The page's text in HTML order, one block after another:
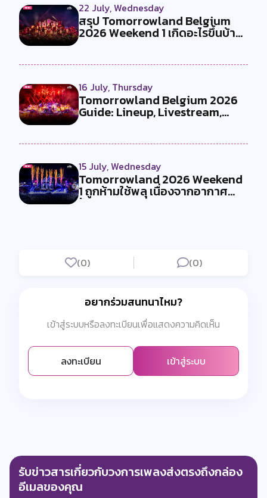
22 July, Wednesday
สรุป Tomorrowland Belgium
2026 Weekend 1 เกิดอะไรขึ้นบ้าง
16 July, Thursday
Tomorrowland Belgium 2026
Guide: Lineup, Livestream,
15 July, Wednesday
Tomorrowland 2026 Weekend
1 ถูกห้ามใช้พลุ เนื่องจากอากาศ
ร้อน...
(0) (0)
อยากร่วมสนทนาไหม?
เข้าสู่ระบบหรือลงทะเบียนเพื่อแสดงความคิดเห็น
ลงทะเบียน เข้าสู่ระบบ
รับข่าวสารเกี่ยวกับวงการเพลงส่งตรงถึงกล่อง
อีเมลของคุณ